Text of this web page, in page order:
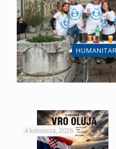
4 kolovoza, 2026